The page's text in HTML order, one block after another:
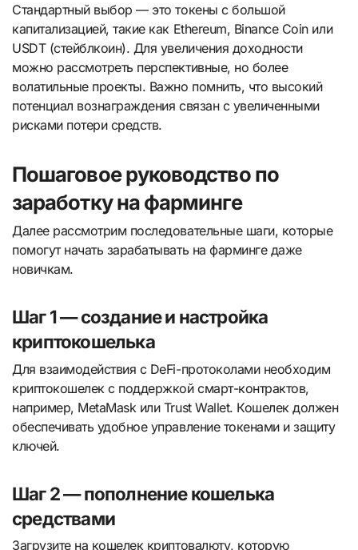
Стандартный выбор — это токены с большой
капитализацией, такие как Ethereum, Binance Coin или
USDT (стейблкоин). Для увеличения доходности
можно рассмотреть перспективные, но более
волатильные проекты. Важно помнить, что высокий
потенциал вознаграждения связан с увеличенными
рисками потери средств.
Пошаговое руководство по
заработку на фарминге
Далее рассмотрим последовательные шаги, которые
помогут начать зарабатывать на фарминге даже
новичкам.
Шаг 1 — создание и настройка
криптокошелька
Для взаимодействия с DeFi-протоколами необходим
криптокошелек с поддержкой смарт-контрактов,
например, MetaMask или Trust Wallet. Кошелек должен
обеспечивать удобное управление токенами и защиту
ключей.
Шаг 2 — пополнение кошелька
средствами
Загрузите на кошелек криптовалюту, которую